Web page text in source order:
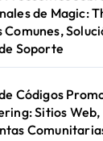
de Magic:
Comunes,
Soporte
Códigos
Sitios Web,